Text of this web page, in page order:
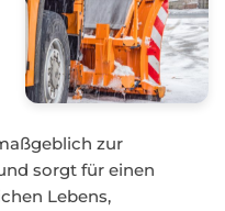
zur
sorgt für einen
Lebens,